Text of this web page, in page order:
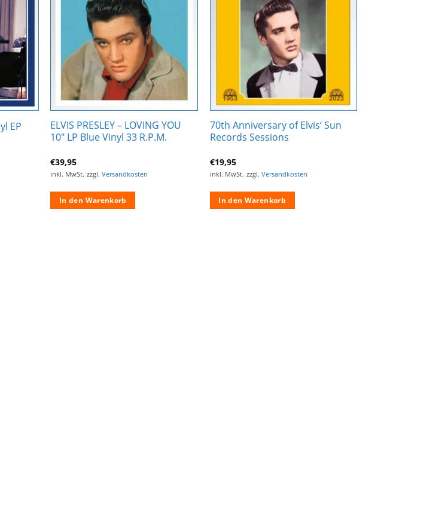
EP
hinzufügen
ELVIS PRESLEY – LOVING YOU
10″ LP Blue Vinyl 33 R.P.M.
€39,95
inkl. MwSt. zzgl.Versandkosten
In den Warenkorb
70th Anniversary of Elvis‘ Sun
Records Sessions
€19,95
inkl. MwSt. zzgl. Versandkosten
In den Warenkorb